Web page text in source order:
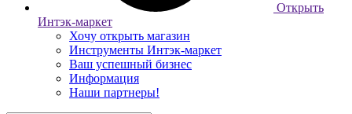
Открыть
Интэк-маркет
Хочу открыть магазин
Инструменты Интэк-маркет
Ваш успешный бизнес
Информация
Наши партнеры!